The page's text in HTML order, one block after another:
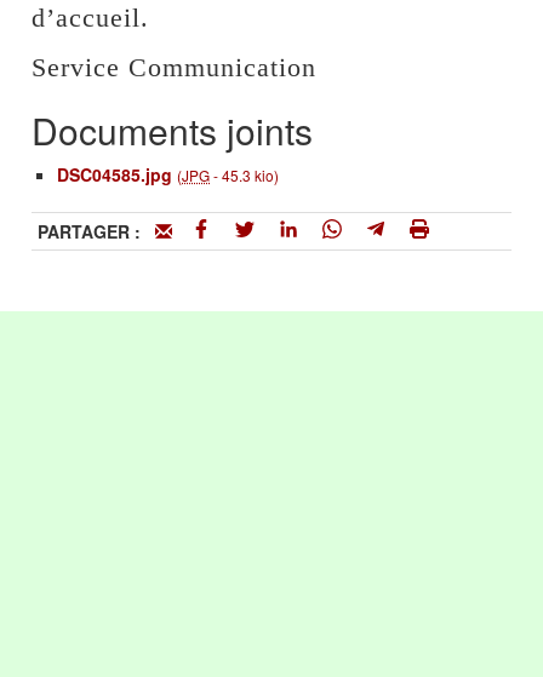
d’accueil.
Service Communication
Documents joints
DSC04585.jpg (JPG-45.3 kio)
PARTAGER :